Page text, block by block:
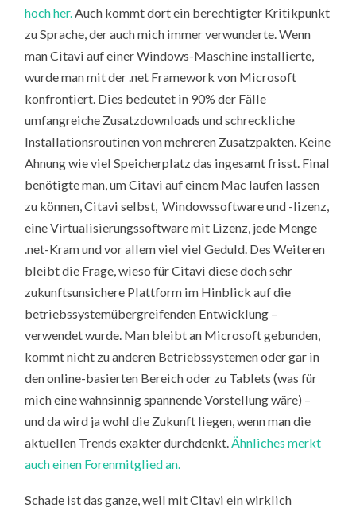
hoch her.Auch kommt dort ein berechtigter Kritikpunkt
zu Sprache, der auch mich immer verwunderte. Wenn
man Citavi auf einer Windows-Maschine installierte,
wurde man mit der .net Framework von Microsoft
konfrontiert. Dies bedeutet in 90% der Fälle
umfangreiche Zusatzdownloads und schreckliche
Installationsroutinen von mehreren Zusatzpakten. Keine
Ahnung wie viel Speicherplatz das ingesamt frisst. Final
benötigte man, um Citavi auf einem Mac laufen lassen
zu können, Citavi selbst, Windowssoftware und -lizenz,
eine Virtualisierungssoftware mit Lizenz, jede Menge
.net-Kram und vor allem viel viel Geduld. Des Weiteren
bleibt die Frage, wieso für Citavi diese doch sehr
zukunftsunsichere Plattform im Hinblick auf die
betriebssystemübergreifenden Entwicklung –
verwendet wurde. Man bleibt an Microsoft gebunden,
kommt nicht zu anderen Betriebssystemen oder gar in
den online-basierten Bereich oder zu Tablets (was für
mich eine wahnsinnig spannende Vorstellung wäre) –
und da wird ja wohl die Zukunft liegen, wenn man die
aktuellen Trends exakter durchdenkt.Ähnliches merkt
auch einen Forenmitglied an.
Schade ist das ganze, weil mit Citavi ein wirklich